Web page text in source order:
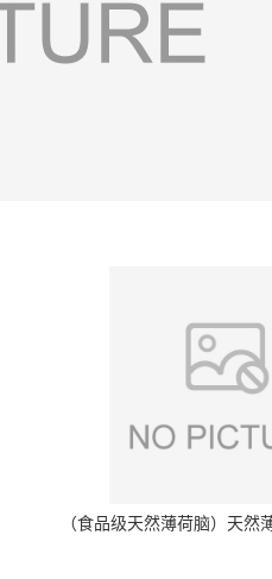
（食品级天然薄荷脑）天然